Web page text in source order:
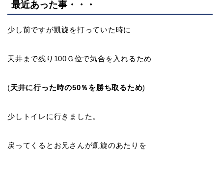
最近あった事・・・
少し前ですが凱旋を打っていた時に
天井まで残り100Ｇ位で気合を入れるため
(天井に行った時の50％を勝ち取るため)
少しトイレに行きました。
戻ってくるとお兄さんが凱旋のあたりを